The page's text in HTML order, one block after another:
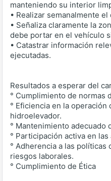
manteniendo su interior
• Realizar semanalmente
• Señaliza claramente la
debe portar en el vehículo
• Catastrar información
ejecutadas.
Resultados a esperar del
° Cumplimiento de normas
° Eficiencia en la operación
hidroelevador.
° Mantenimiento adecuado
° Participación activa en
° Adherencia a las políticas
riesgos laborales.
° Cumplimiento de Ética